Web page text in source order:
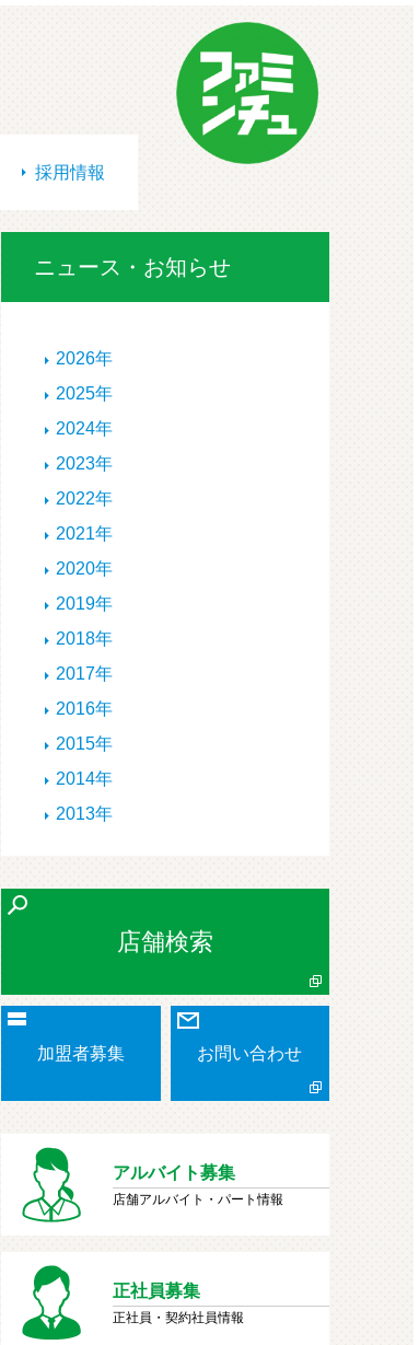
採用情報
ニュース・お知らせ
2026年
2025年
2024年
2023年
2022年
2021年
2020年
2019年
2018年
2017年
2016年
2015年
2014年
2013年
店舗検索
加盟者募集 お問い合わせ
アルバイト募集
店舗アルバイト・パート情報
正社員募集
正社員・契約社員情報